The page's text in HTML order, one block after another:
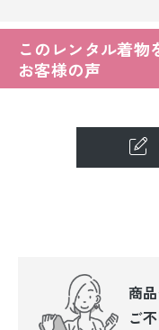
このレンタル着物
お客様の声
商
ご